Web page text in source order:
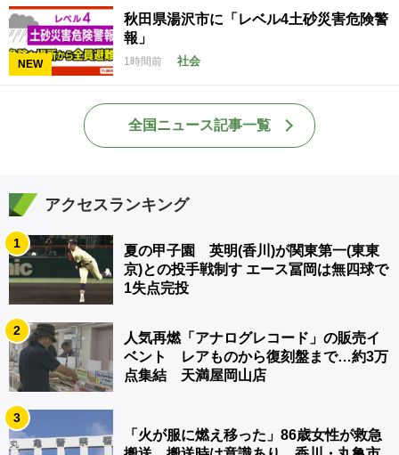
NEW
秋田県湯沢市に「レベル4土砂災害危険警
報」
1時間前 社会
全国ニュース記事一覧
アクセスランキング
1
夏の甲子園 英明(香川)が関東第一(東東
京)との投手戦制す エース冨岡は無四球で
1失点完投
2
人気再燃「アナログレコード」の販売イ
ベント レアものから復刻盤まで…約3万
点集結 天満屋岡山店
3
「火が服に燃え移った」86歳女性が救急